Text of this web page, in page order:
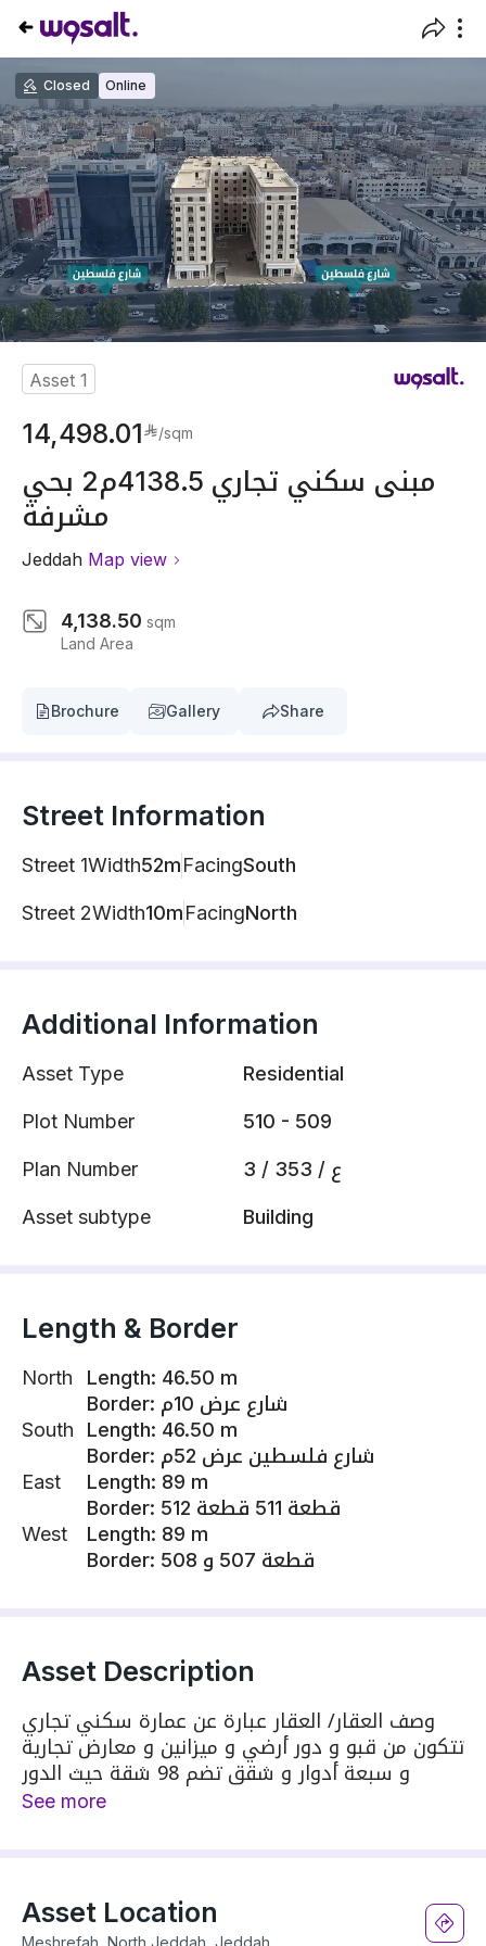
Closed Online
Asset 1
14,498.01 /sqm
مبنى سكني تجاري 4138.5م2 بحي
مشرفة
Jeddah Map view
4,138.50 sqm
Land Area
Brochure Gallery Share
Street Information
Street 1Width52mFacingSouth
Street 2Width10mFacingNorth
Additional Information
Asset Type Residential
Plot Number 510 - 509
Plan Number 3 / 353 / ع
Asset subtype Building
Length & Border
North Length: 46.50 m
Border:
شارع عرض 10م
South
Length: 46.50 m
Border:
شارع فلسطين عرض 52م
East
Length: 89 m
Border:
قطعة 511 قطعة 512
West
Length: 89 m
Border: قطعة 507 و 508
Asset Description
وصف العقار/ العقار عبارة عن عمارة سكني تجاري
تتكون من قبو و دور أرضي و ميزانين و معارض تجارية
و سبعة أدوار و شقق تضم 98 شقة حيث الدور
الواحد مكون من 14 شقة. مميزات العقار/ عقار
الأجل قابلية تأجير كاملة أو جزئية حسب الطلب وجود
قبو يوفر حلول مواقف أو خدمات إضافية موقع
See more
Asset Location